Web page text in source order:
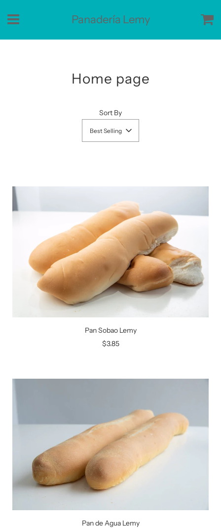
Panadería Lemy
Home page
Sort By
Best Selling
Pan Sobao Lemy
$3.85
Pan de Agua Lemy